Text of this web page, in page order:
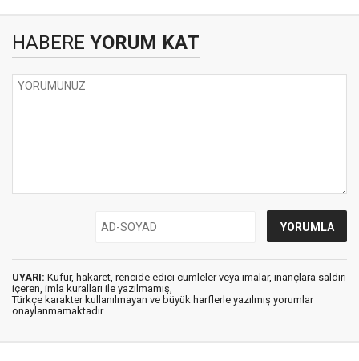
HABERE YORUM KAT
UYARI: Küfür, hakaret, rencide edici cümleler veya imalar, inançlara saldırı
içeren, imla kuralları ile yazılmamış,
Türkçe karakter kullanılmayan ve büyük harflerle yazılmış yorumlar
onaylanmamaktadır.